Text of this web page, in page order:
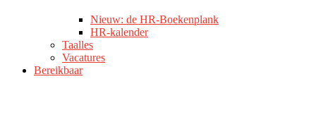
Nieuw: de HR-Boekenplank
HR-kalender
Taalles
Vacatures
Bereikbaar